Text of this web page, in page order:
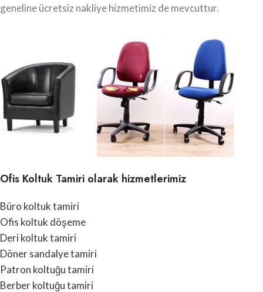
geneline ücretsiz nakliye hizmetimiz de mevcuttur.
Ofis Koltuk Tamiri olarak hizmetlerimiz
Büro koltuk tamiri
Ofis koltuk döşeme
Deri koltuk tamiri
Döner sandalye tamiri
Patron koltuğu tamiri
Berber koltuğu tamiri